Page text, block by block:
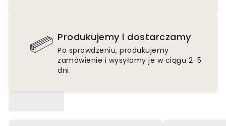
Produkujemy i dostarczamy
Po sprawdzeniu, produkujemy
zamówienie i wysyłamy je w ciągu 2-5
dni.